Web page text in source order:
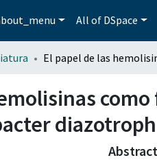
All of DSpace
Abstract